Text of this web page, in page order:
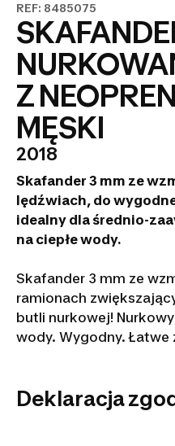
REF: 8485075
Z
MĘSKI
2018
Skafander 3 mm ze
lędźwiach, do
idealny dla średnio-
na ciepłe wody.
Skafander 3 mm ze
ramionach
butli nurkowej!
wody. Wygodny. Łatwe
Deklaracja